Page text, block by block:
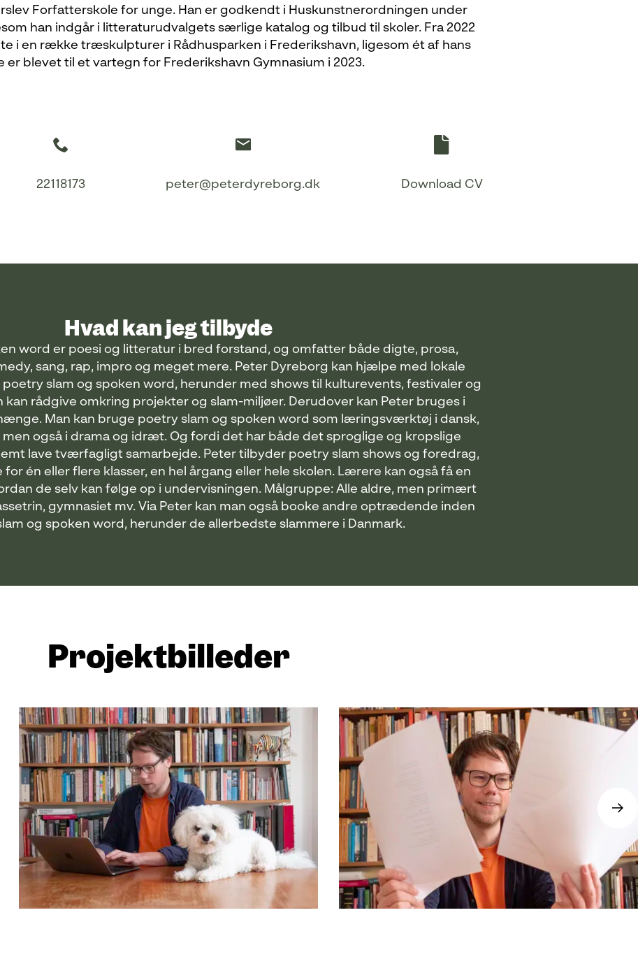
Forfatterskole for unge. Han er godkendt i Huskunstnerordningen under
han indgår i litteraturudvalgets særlige katalog og tilbud til skoler. Fra 2022
i en række træskulpturer i Rådhusparken i Frederikshavn, ligesom ét af hans
er blevet til et vartegn for Frederikshavn Gymnasium i 2023.
22118173 peter@peterdyreborg.dk Download CV
Hvad kan jeg tilbyde
word er poesi og litteratur i bred forstand, og omfatter både digte, prosa,
sang, rap, impro og meget mere. Peter Dyreborg kan hjælpe med lokale
slam og spoken word, herunder med shows til kulturevents, festivaler og
kan rådgive omkring projekter og slam-miljøer. Derudover kan Peter bruges i
Man kan bruge poetry slam og spoken word som læringsværktøj i dansk,
men også i drama og idræt. Og fordi det har både det sproglige og kropslige
lave tværfagligt samarbejde. Peter tilbyder poetry slam shows og foredrag,
én eller flere klasser, en hel årgang eller hele skolen. Lærere kan også få en
de selv kan følge op i undervisningen. Målgruppe: Alle aldre, men primært
gymnasiet mv. Via Peter kan man også booke andre optrædende inden
og spoken word, herunder de allerbedste slammere i Danmark.
Projektbilleder